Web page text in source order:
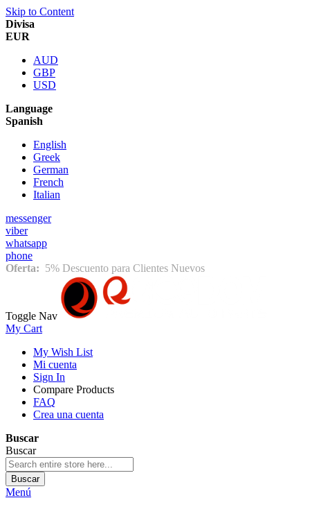
Skip to Content
Divisa
EUR
AUD
GBP
USD
Language
Spanish
English
Greek
German
French
Italian
messenger
viber
whatsapp
phone
Oferta: 5% Descuento para Clientes Nuevos
Toggle Nav
My Cart
My Wish List
Mi cuenta
Sign In
Compare Products
FAQ
Crea una cuenta
Buscar
Buscar
Buscar
Menú